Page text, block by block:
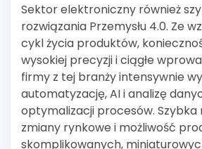
Sektor elektroniczny również
rozwiązania Przemysłu 4.0. Ze
cykl życia produktów,
wysokiej precyzji i ciągłe
firmy z tej branży intensywnie
automatyzację, AI i analizę
optymalizacji procesów. Szybka
zmiany rynkowe i możliwość
skomplikowanych,